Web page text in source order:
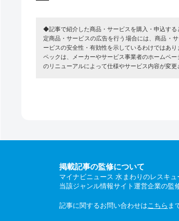
◆記事で紹介した商品・サービスを購入・申込す
定商品・サービスの広告を行う場合には、商品・
ービスの安全性・有効性を示しているわけではあ
ペックは、メーカーやサービス事業者のホームペ
のリニューアルによって仕様やサービス内容が変
掲載記事の監修について
マイナビニュース 水まわりのレスキ
当該ジャンル情報サイト運営企業の監
記事に関するお問い合わせはこちら ま